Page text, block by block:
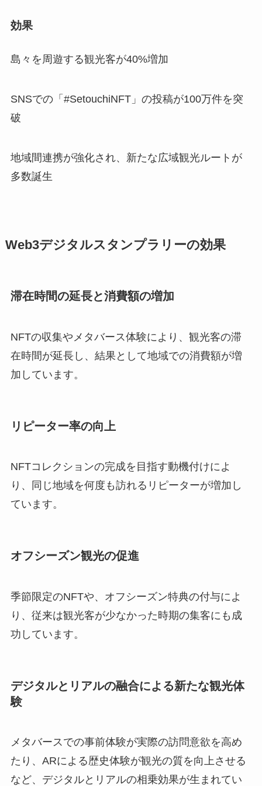
効果
島々を周遊する観光客が40%増加
SNSでの「#SetouchiNFT」の投稿が100万件を突
破
地域間連携が強化され、新たな広域観光ルートが
多数誕生
Web3デジタルスタンプラリーの効果
滞在時間の延長と消費額の増加
NFTの収集やメタバース体験により、観光客の滞
在時間が延長し、結果として地域での消費額が増
加しています。
リピーター率の向上
NFTコレクションの完成を目指す動機付けによ
り、同じ地域を何度も訪れるリピーターが増加し
ています。
オフシーズン観光の促進
季節限定のNFTや、オフシーズン特典の付与によ
り、従来は観光客が少なかった時期の集客にも成
功しています。
デジタルとリアルの融合による新たな観光体
験
メタバースでの事前体験が実際の訪問意欲を高め
たり、ARによる歴史体験が観光の質を向上させる
など、デジタルとリアルの相乗効果が生まれてい